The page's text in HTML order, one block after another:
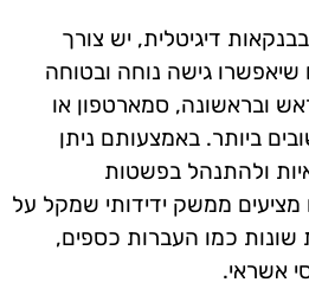
דיגיטלית, יש צורך
שיאפשרו גישה נוחה ובטוחה
ובראשונה, סמארטפון או
ביותר. באמצעותם ניתן
ולהתנהל בפשטות
מציעים ממשק ידידותי שמקל על
כמו העברות כספים,
אשראי.